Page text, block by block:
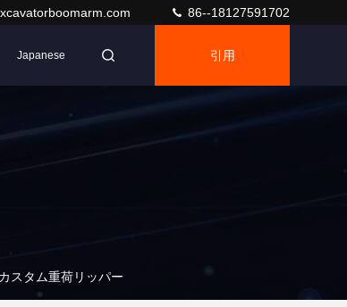
86--18127591702
Japanese 引用
スタム重荷リッパー